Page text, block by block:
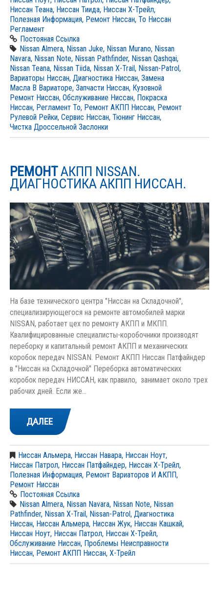
Ниссан Теана, Ниссан Тиида, Ниссан Х-Трейл,
Полезная Информация, Ремонт Ниссан, То Ниссан
Регламент
Постояная Ссылка
Nissan Almera, Nissan Juke, Nissan Murano, Nissan
Navara, Nissan Note, Nissan Pathfinder, Nissan Qashqai,
Nissan Teana, Nissan Tiida, Nissan X-Trail, Nissan-Patrol,
Вариаторы Ниссан, Диагностика Ниссан, Замена
Масла В Вариаторе, Запчасти Ниссан, Кузовной
Ремонт Ниссан, Обслуживание Ниссан, Покраска
Ниссан, Регламент То, Ремонт АКПП Ниссан, Ремонт
Рулевой Рейки, Сервис Ниссан, Тюнинг Ниссан,
Чистка Дроссельной Заслонки
РЕМОНТАКПП NISSAN.
ДИАГНОСТИКА АКПП НИССАН.
На базе технического центра "Ниссан на Складочной",
специализирующегося на ремонте автомобилей марки
NISSAN, работает цех по ремонту АКПП и МКПП.
Квалифицированные специалисты-коробочники производят
переборку и капитальный ремонт АКПП и механических
коробок передач NISSAN. Ремонт АКПП Ниссан Патфайндер
в "Ниссан на Складочной" Переборка автоматических
коробок передач НИССАН, как правило, занимает около трех
рабочих дней. Если же…
ДАЛЕЕ
Ниссан Альмера, Ниссан Навара, Ниссан Ноут,
Ниссан Патрол, Ниссан Патфайндер, Ниссан Х-Трейл,
Полезная Информация, Ремонт Вариаторов И АКПП,
Ремонт Ниссан
Постояная Ссылка
Nissan Almera, Nissan Navara, Nissan Note, Nissan
Pathfinder, Nissan X-Trail, Nissan-Patrol, Диагностика
Ниссан, Ниссан Альмера, Ниссан Жук, Ниссан Кашкай,
Ниссан Ноут, Ниссан Патрол, Ниссан Х-Трейл,
Обслуживание Ниссан, Проблемы Неисправности
Ниссан, Ремонт АКПП Ниссан, Х-Трейл